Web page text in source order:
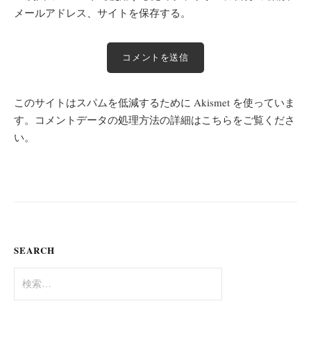
メールアドレス、サイトを保存する。
このサイトはスパムを低減するために Akismet を使っていま
す。 コメントデータの処理方法の詳細はこちらをご覧くださ
い。
SEARCH
索: